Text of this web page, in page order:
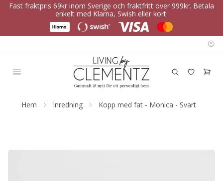
Fast fraktpris 69kr inom Sverige och fraktfritt över 999kr. Betala
enkelt med Klarna, Swish eller kort.
Hem Inredning Kopp med fat - Monica - Svart